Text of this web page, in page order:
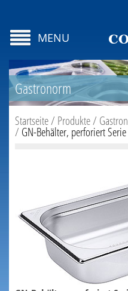
MENU
Gastronorm
Startseite/ Produkte/
/ GN-Behälter, perforiert